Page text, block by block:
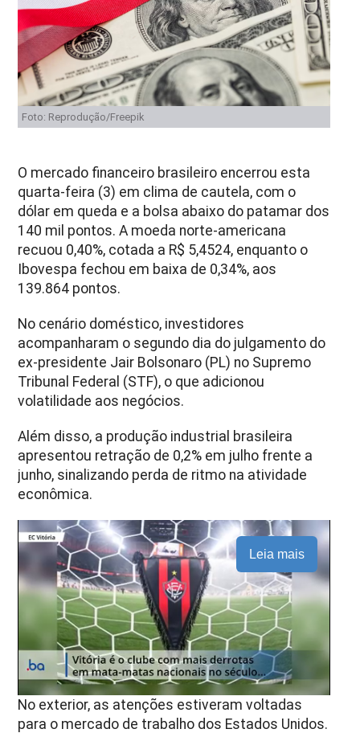
Foto: Reprodução/Freepik
O mercado financeiro brasileiro encerrou esta
quarta-feira (3) em clima de cautela, com o
dólar em queda e a bolsa abaixo do patamar dos
140 mil pontos. A moeda norte-americana
recuou 0,40%, cotada a R$ 5,4524, enquanto o
Ibovespa fechou em baixa de 0,34%, aos
139.864 pontos.
No cenário doméstico, investidores
acompanharam o segundo dia do julgamento do
ex-presidente Jair Bolsonaro (PL) no Supremo
Tribunal Federal (STF), o que adicionou
volatilidade aos negócios.
Além disso, a produção industrial brasileira
apresentou retração de 0,2% em julho frente a
junho, sinalizando perda de ritmo na atividade
econômica.
Leia mais
No exterior, as atenções estiveram voltadas
para o mercado de trabalho dos Estados Unidos.